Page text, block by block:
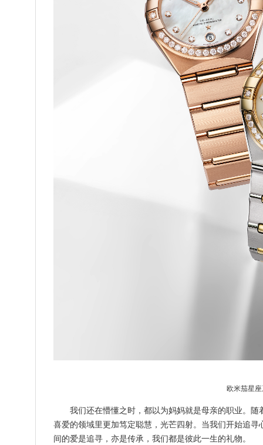
欧米茄星
我们还在懵懂之时，都以为妈妈就是母亲的职业。
喜爱的领域里更加笃定聪慧，光芒四射。当我们开始追
间的爱是追寻，亦是传承，我们都是彼此一生的礼物。